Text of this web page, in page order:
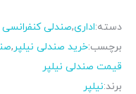
دسته:اداری,صندلی کنفرانسی
برچسب:خرید صندلی نیلپر,
قیمت صندلی نیلپر
برند:نیلپر